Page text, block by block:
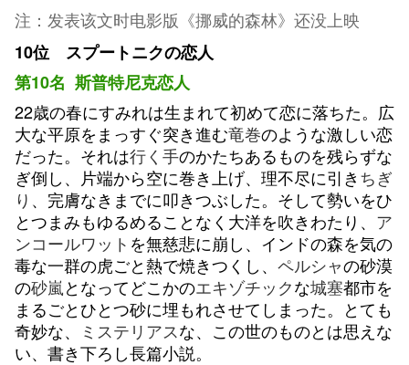
注：发表该文时电影版《挪威的森林》还没上映
10位 スプートニクの恋人
第10名 斯普特尼克恋人
22歳の春にすみれは生まれて初めて恋に落ちた。広
大な平原をまっすぐ突き進む竜巻のような激しい恋
だった。それは行く手のかたちあるものを残らずな
ぎ倒し、片端から空に巻き上げ、理不尽に引きちぎ
り 、完膚なきまでに叩きつぶした。そして勢いをひ
とつまみもゆるめることなく大洋を吹きわたり、 ア
ンコールワット を無慈悲に崩し、インドの森を気の
毒な一群の虎ごと熱で焼きつくし、 ペルシャの砂漠
の砂嵐となってどこかのエキゾチックな城塞都市を
まるごとひとつ砂に埋もれさせてしまった。とても
奇妙な、
ミステリアスな、この世のものとは思えな
い、書き下ろし長篇小説。